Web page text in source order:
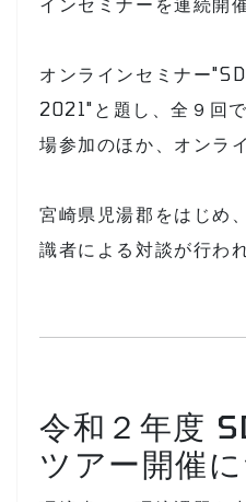
オンラインセミナー
2021"と題し、全９回
場参加のほか、オンラ
宮崎県児湯郡をはじめ
識者による対談が行わ
令和２年度
ツアー開催